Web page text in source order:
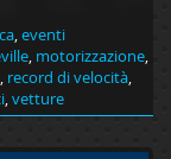
,eventi
, motorizzazione,
, record di velocità,
,vetture